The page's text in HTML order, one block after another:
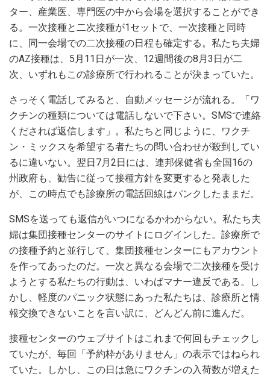
ター、産業医、専門医の中から会場を選択することができ
る。一次接種と二次接種が1セットで、一次接種と同時
に、同一会場での二次接種の日程も確定する。私たち夫婦
のAZ接種は、5月11日が一次、12週間後の8月3日が二
次、いずれもこの診療所で行われることが決まっていた。
さっそく電話してみると、自動メッセージが流れる。「ワ
クチンの種類については電話しないで下さい。SMSで連絡
くだされば返信します」。私たちと同じように、ワクチ
ン・ミックスを希望する者たちの問い合わせが殺到してい
るに違いない。翌日7月2日には、連邦保健省も全国16の
州政府も、勧告に従って接種方針を変更すると発表した
が、この時点でも診療所の電話回線はパンクしたままだ。
SMSを送っても返信がいつになるかわからない。私たち夫
婦は集団接種センターのサイトにログインした。診療所で
の接種予約と並行して、集団接種センターにもアカウント
を作ってあったのだ。一次と異なる会場で二次接種を受け
ようとする私たちの行動は、いわばマナー違反である。し
かし、軽度のパニック状態にあった私たちは、診療所と情
報交換できないことを言い訳に、どんどん前に進んだ。
接種センターのウェブサイトはこれまで何回もチェックし
ていたが、毎回「予約枠がありません」の表示ではねられ
ていた。しかし、この日は急にワクチンの入荷数が増えた